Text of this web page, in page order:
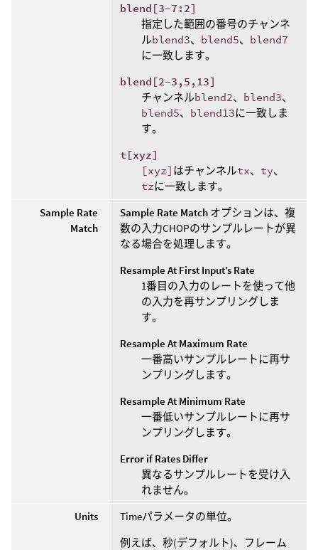
blend[3-7:2]
指定した範囲の番号のチャンネ
ルblend3、 blend5、 blend7
に一致します。
blend[2-3,5,13]
チャンネルblend2、 blend3、
blend5、 blend13に一致しま
す。
t[xyz]
[xyz] はチャンネルtx、 ty、
tzに一致します。
Sample Rate
Match
Sample Rate Match オプションは、複
数の入力CHOPのサンプルレートが異
なる場合を処理します。
Resample At First Input’s Rate
1番目の入力のレートを使って他
の入力を再サンプリングしま
す。
Resample At Maximum Rate
一番高いサンプルレートに再サ
ンプリングします。
Resample At Minimum Rate
一番低いサンプルレートに再サ
ンプリングします。
Error if Rates Differ
異なるサンプルレートを受け入
れません。
Units
Timeパラメータの単位。
例えば、秒(デフォルト)、フレーム